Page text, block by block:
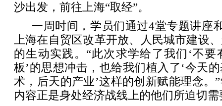
沙出发，前往上海“取经”。
一周时间，学员们通过4堂专题讲座
上海在自贸区改革开放、人民城市建设
的生动实践。“此次求学给了我们‘不
板’的思想冲击，也给我们植入了‘今天
术，后天的产业’这样的创新赋能理念。
内容正是身处经济战线上的他们所迫切